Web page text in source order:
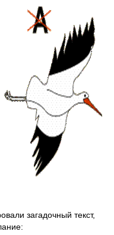
загадочный текст,